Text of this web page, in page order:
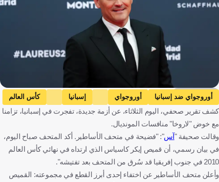
Getty Images
أوروجواي ضد إسبانيا أوروجواي إسبانيا
كأس العالم
إيكر كاسياس
أورغواي إسبانيا المكسيك كرة قدم
كشف تقرير صحفي، اليوم الثلاثاء، عن أزمة جديدة، تفجرت في إسبانيا، تزامنا
مع خوض "لاروخا" منافسات المونديال.
وقالت صحيفة "آس": "فضيحة في متحف الأساطير. أكد المتحف صباح اليوم،
في بيان رسمي، أن قميص إيكر كاسياس الذي ارتداه في نهائي كأس العالم
2010 في جنوب إفريقيا قد سُرق من المتحف بعد تفتيشه".
وأعلن متحف الأساطير عن اختفاء إحدى أبرز القطع في مجموعته: القميص